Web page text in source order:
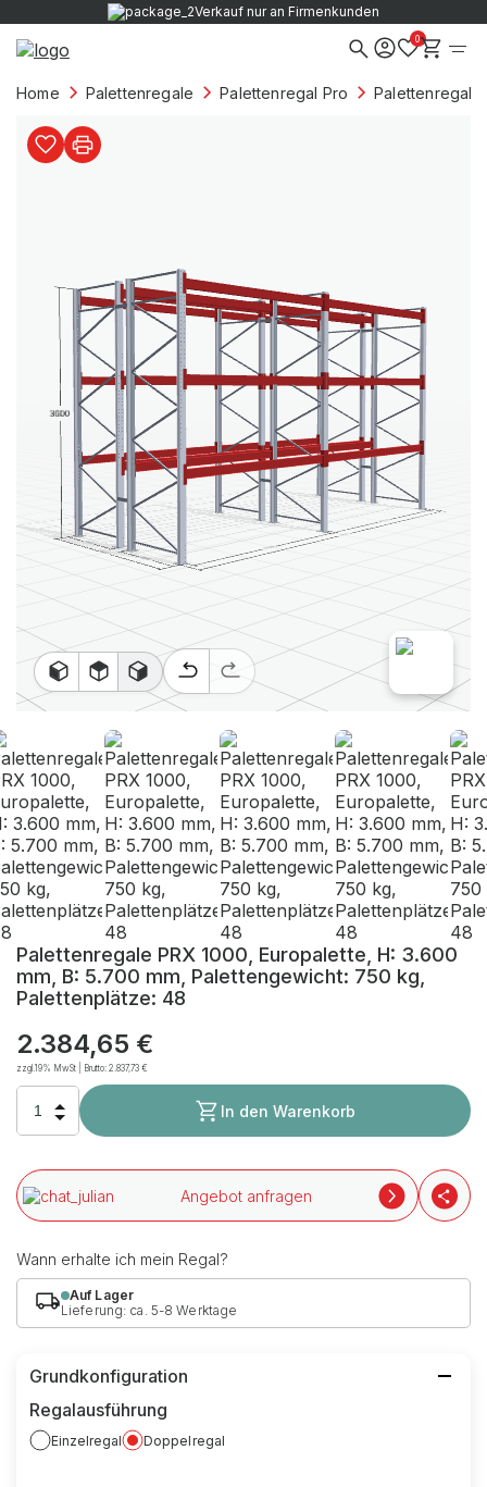
Verkauf nur an Firmenkunden
0
Home Palettenregale Palettenregal Pro Palettenregale
Palettenregale PRX 1000, Europalette, H: 3.600
mm, B: 5.700 mm, Palettengewicht: 750 kg,
Palettenplätze: 48
2.384,65 €
zzgl.19% MwSt | Brutto:2.837,73 €
In den Warenkorb
Angebot anfragen
Wann erhalte ich mein Regal?
Auf Lager
Lieferung: ca. 5-8 Werktage
Grundkonfiguration
Regalausführung
Einzelregal Doppelregal